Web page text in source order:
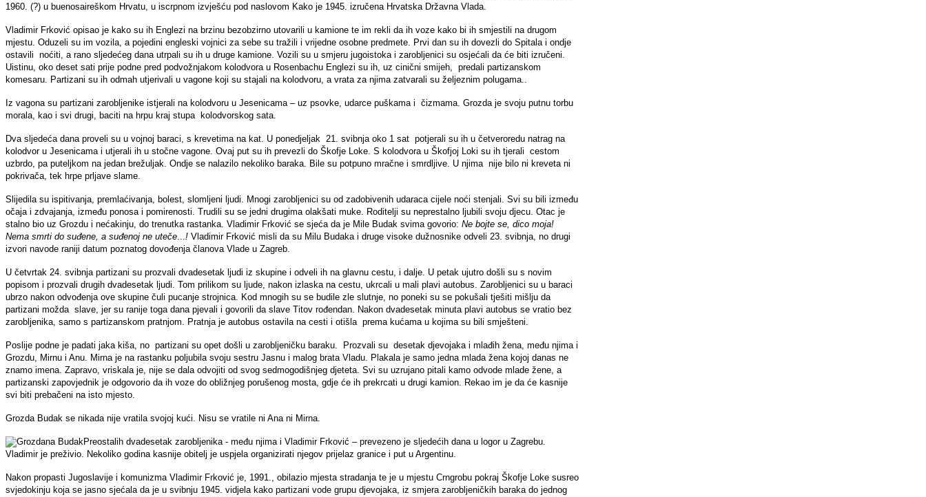
1960. (?) u buenosaireškom Hrvatu, u iscrpnom izvješću pod naslovom Kako je 1945. izručena Hrvatska Državna Vlada.
Vladimir Frković opisao je kako su ih Englezi na brzinu bezobzirno utovarili u kamione te im rekli da ih voze kako bi ih smjestili na drugom
mjestu. Oduzeli su im vozila, a pojedini engleski vojnici za sebe su tražili i vrijedne osobne predmete. Prvi dan su ih dovezli do Spitala i ondje
ostavili noćiti, a rano sljedećeg dana utrpali su ih u druge kamione. Vozili su u smjeru jugoistoka i zarobljenici su osjećali da će biti izručeni.
Uistinu, oko deset sati prije podne pred podvožnjakom kolodvora u Rosenbachu Englezi su ih, uz cinični smijeh, predali partizanskom
komesaru. Partizani su ih odmah utjerivali u vagone koji su stajali na kolodvoru, a vrata za njima zatvarali su željeznim polugama..
Iz vagona su partizani zarobljenike istjerali na kolodvoru u Jesenicama – uz psovke, udarce puškama i čizmama. Grozda je svoju putnu torbu
morala, kao i svi drugi, baciti na hrpu kraj stupa kolodvorskog sata.
Dva sljedeća dana proveli su u vojnoj baraci, s krevetima na kat. U ponedjeljak 21. svibnja oko 1 sat potjerali su ih u četveroredu natrag na
kolodvor u Jesenicama i utjerali ih u stočne vagone. Ovaj put su ih prevezli do Škofje Loke. S kolodvora u Škofjoj Loki su ih tjerali cestom
uzbrdo, pa puteljkom na jedan brežuljak. Ondje se nalazilo nekoliko baraka. Bile su potpuno mračne i smrdljive. U njima nije bilo ni kreveta ni
pokrivača, tek hrpe prljave slame.
Slijedila su ispitivanja, premlaćivanja, bolest, slomljeni ljudi. Mnogi zarobljenici su od zadobivenih udaraca cijele noći stenjali. Svi su bili između
očaja i zdvajanja, između ponosa i pomirenosti. Trudili su se jedni drugima olakšati muke. Roditelji su neprestalno ljubili svoju djecu. Otac je
stalno bio uz Grozdu i nećakinju, do trenutka rastanka. Vladimir Frković se sjeća da je Mile Budak svima govorio: Ne bojte se, dico moja!
Nema smrti do suđene, a suđenoj ne uteče ! Vladimir Frković misli da su Milu Budaka i druge visoke dužnosnike odveli 23. svibnja, no drugi
izvori navode raniji datum poznatog dovođenja članova Vlade u Zagreb.
U četvrtak 24. svibnja partizani su prozvali dvadesetak ljudi iz skupine i odveli ih na glavnu cestu, i dalje. U petak ujutro došli su s novim
popisom i prozvali drugih dvadesetak ljudi. Tom prilikom su ljude, nakon izlaska na cestu, ukrcali u mali plavi autobus. Zarobljenici su u baraci
ubrzo nakon odvođenja ove skupine čuli pucanje strojnica. Kod mnogih su se budile zle slutnje, no poneki su se pokušali tješiti mišlju da
partizani možda slave, jer su ranije toga dana pjevali i govorili da slave Titov rođendan. Nakon dvadesetak minuta plavi autobus se vratio bez
zarobljenika, samo s partizanskom pratnjom. Pratnja je autobus ostavila na cesti i otišla prema kućama u kojima su bili smješteni.
Poslije podne je padati jaka kiša, no partizani su opet došli u zarobljeničku baraku. Prozvali su desetak djevojaka i mlađih žena, među njima i
Grozdu, Mirnu i Anu. Mirna je na rastanku poljubila svoju sestru Jasnu i malog brata Vladu. Plakala je samo jedna mlada žena kojoj danas ne
znamo imena. Zapravo, vriskala je, nije se dala odvojiti od svog sedmogodišnjeg djeteta. Svi su uzrujano pitali kamo odvode mlade žene, a
partizanski zapovjednik je odgovorio da ih voze do obližnjeg porušenog mosta, gdje će ih prekrcati u drugi kamion. Rekao im je da će kasnije
svi biti prebačeni na isto mjesto.
Grozda Budak se nikada nije vratila svojoj kući. Nisu se vratile ni Ana ni Mirna.
Preostalih dvadesetak zarobljenika - među njima i Vladimir Frković – prevezeno je sljedećih dana u logor u Zagrebu.
Vladimir je preživio. Nekoliko godina kasnije obitelj je uspjela organizirati njegov prijelaz granice i put u Argentinu.
Nakon propasti Jugoslavije i komunizma Vladimir Frković je, 1991., obilazio mjesta stradanja te je u mjestu Crngrobu pokraj Škofje Loke susreo
svjedokinju koja se jasno sjećala da je u svibnju 1945. vidjela kako partizani vode grupu djevojaka, iz smjera zarobljeničkih baraka do jednog